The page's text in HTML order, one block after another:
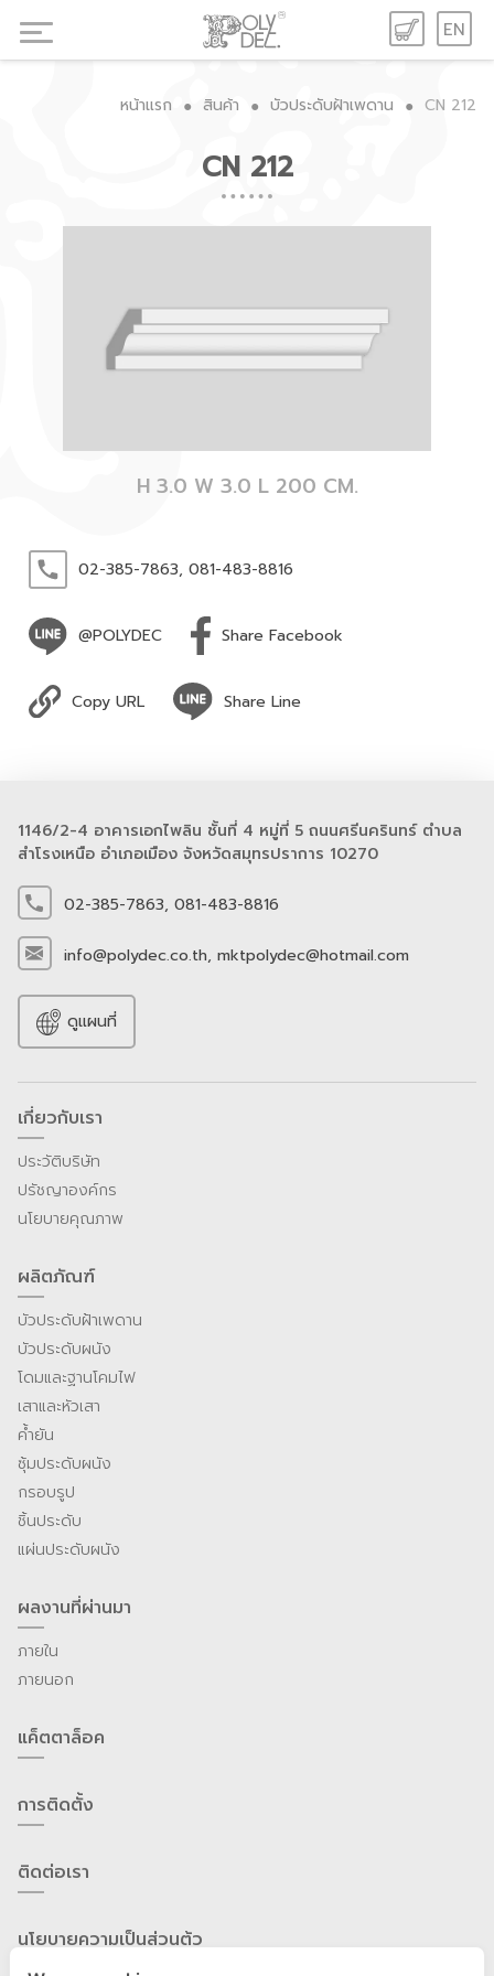
EN
หน้าแรก ● สินค้า ● บัวประดับฝ้าเพดาน ● CN 212
CN 212
H 3.0 W 3.0 L 200 CM.
02-385-7863, 081-483-8816
@POLYDEC Share Facebook
Copy URL Share Line
1146/2-4 อาคารเอกไพลิน ชั้นที่ 4 หมู่ที่ 5 ถนนศรีนครินทร์ ตำบล
สำโรงเหนือ อำเภอเมือง จังหวัดสมุทรปราการ 10270
02-385-7863, 081-483-8816
info@polydec.co.th, mktpolydec@hotmail.com
ดูแผนที่
เกี่ยวกับเรา
ประวัติบริษัท
ปรัชญาองค์กร
นโยบายคุณภาพ
ผลิตภัณฑ์
บัวประดับฝ้าเพดาน
บัวประดับผนัง
โดมและฐานโคมไฟ
เสาและหัวเสา
ค้ำยัน
ซุ้มประดับผนัง
กรอบรูป
ชิ้นประดับ
แผ่นประดับผนัง
ผลงานที่ผ่านมา
ภายใน
ภายนอก
แค็ตตาล็อค
การติดตั้ง
ติดต่อเรา
นโยบายความเป็นส่วนต้ว